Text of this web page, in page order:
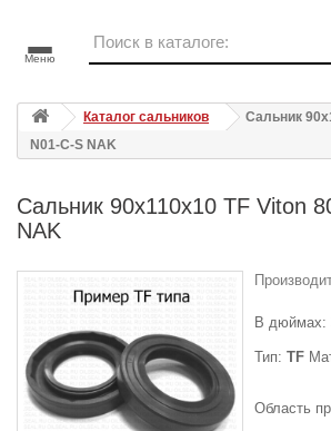
Меню
Каталог сальников
Сальник
N01-C-S NAK
Сальник 90x110x10 TF Viton
NAK
В дюймах:
Тип: TF
Область